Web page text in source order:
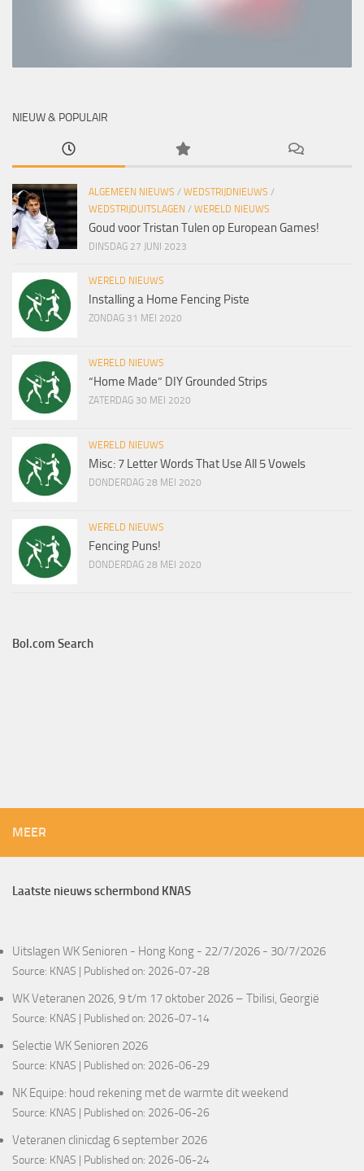
NIEUW & POPULAIR
ALGEMEEN NIEUWS / WEDSTRIJDNIEUWS /
WEDSTRIJDUITSLAGEN / WERELD NIEUWS
Goud voor Tristan Tulen op European Games!
DINSDAG 27 JUNI 2023
WERELD NIEUWS
Installing a Home Fencing Piste
ZONDAG 31 MEI 2020
WERELD NIEUWS
“Home Made” DIY Grounded Strips
ZATERDAG 30 MEI 2020
WERELD NIEUWS
Misc: 7 Letter Words That Use All 5 Vowels
DONDERDAG 28 MEI 2020
WERELD NIEUWS
Fencing Puns!
DONDERDAG 28 MEI 2020
Bol.com Search
MEER
Laatste nieuws schermbond KNAS
Uitslagen WK Senioren - Hong Kong - 22/7/2026 - 30/7/2026
Source: KNAS Published on: 2026-07-28
WK Veteranen 2026, 9 t/m 17 oktober 2026 – Tbilisi, Georgië
Source: KNAS Published on: 2026-07-14
Selectie WK Senioren 2026
Source: KNAS Published on: 2026-06-29
NK Equipe: houd rekening met de warmte dit weekend
Source: KNAS Published on: 2026-06-26
Veteranen clinicdag 6 september 2026
Source: KNAS Published on: 2026-06-24